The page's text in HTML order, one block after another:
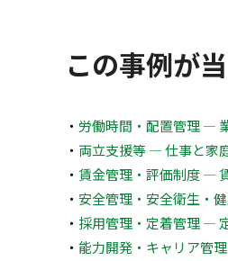
この事例が
労働時間・配置管理 ―
両立支援等 ― 仕事と家
賃金管理・評価制度 ―
安全管理・安全衛生・
採用管理・定着管理 ―
能力開発・キャリア管